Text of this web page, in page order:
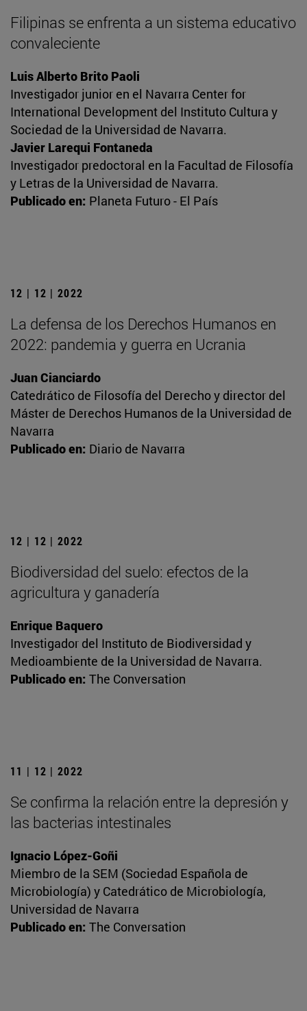
Filipinas se enfrenta a un sistema educativo
convaleciente
Luis Alberto Brito Paoli
Investigador junior en el Navarra Center for
International Development del Instituto Cultura y
Sociedad de la Universidad de Navarra.
Javier Larequi Fontaneda
Investigador predoctoral en la Facultad de Filosofía
y Letras de la Universidad de Navarra.
Publicado en: Planeta Futuro - El País
12 | 12 | 2022
La defensa de los Derechos Humanos en
2022: pandemia y guerra en Ucrania
Juan Cianciardo
Catedrático de Filosofía del Derecho y director del
Máster de Derechos Humanos de la Universidad de
Navarra
Publicado en: Diario de Navarra
12 | 12 | 2022
Biodiversidad del suelo: efectos de la
agricultura y ganadería
Enrique Baquero
Investigador del Instituto de Biodiversidad y
Medioambiente de la Universidad de Navarra.
Publicado en: The Conversation
11 | 12 | 2022
Se confirma la relación entre la depresión y
las bacterias intestinales
Ignacio López-Goñi
Miembro de la SEM (Sociedad Española de
Microbiología) y Catedrático de Microbiología,
Universidad de Navarra
Publicado en: The Conversation